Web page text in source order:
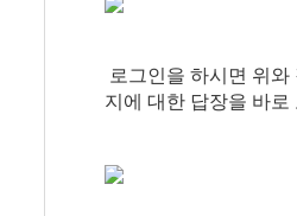
로그인을 하시면 위
지에 대한 답장을 바